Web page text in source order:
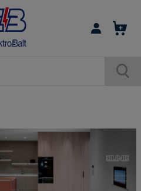
Prisijungti /